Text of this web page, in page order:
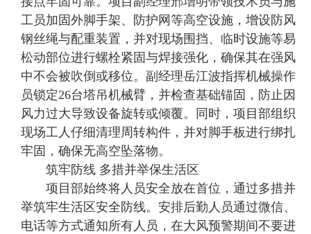
工员加固外脚手架、防护网等高空设施，增设防风
钢丝绳与配重装置，并对现场围挡、临时设施等易
松动部位进行螺栓紧固与焊接强化，确保其在强风
中不会被吹倒或移位。副经理岳江波指挥机械操作
员锁定26台塔吊机械臂，并检查基础锚固，防止因
风力过大导致设备旋转或倾覆。同时，项目部组织
现场工人仔细清理周转构件，并对脚手板进行绑扎
牢固，确保无高空坠落物。
筑牢防线 多措并举保生活区
项目部始终将人员安全放在首位，通过多措并
举筑牢生活区安全防线。安排后勤人员通过微信、
电话等方式通知所有人员，在大风预警期间不要进